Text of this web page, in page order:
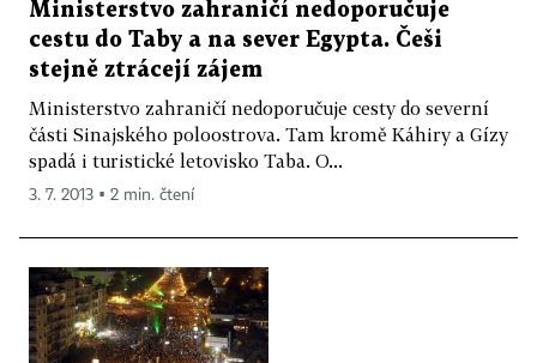
Ministerstvo zahraničí nedoporučuje
cestu do Taby a na sever Egypta. Češi
stejně ztrácejí zájem
Ministerstvo zahraničí nedoporučuje cesty do severní
části Sinajského poloostrova. Tam kromě Káhiry a Gízy
spadá i turistické letovisko Taba. O...
3. 7. 2013 ▪ 2 min. čtení